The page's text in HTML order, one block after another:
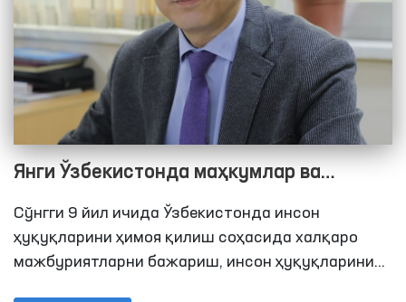
Янги Ўзбекистонда маҳкумлар ва
маҳбуслар ҳуқуқларини таъминлаш
Сўнгги 9 йил ичида Ўзбекистонда инсон
ҳуқуқларини ҳимоя қилиш соҳасида халқаро
мажбуриятларни бажариш, инсон ҳуқуқларини